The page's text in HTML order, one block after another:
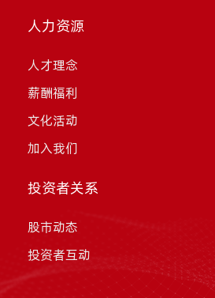
人力资源
人才理念
薪酬福利
文化活动
加入我们
投资者关系
股市动态
投资者互动